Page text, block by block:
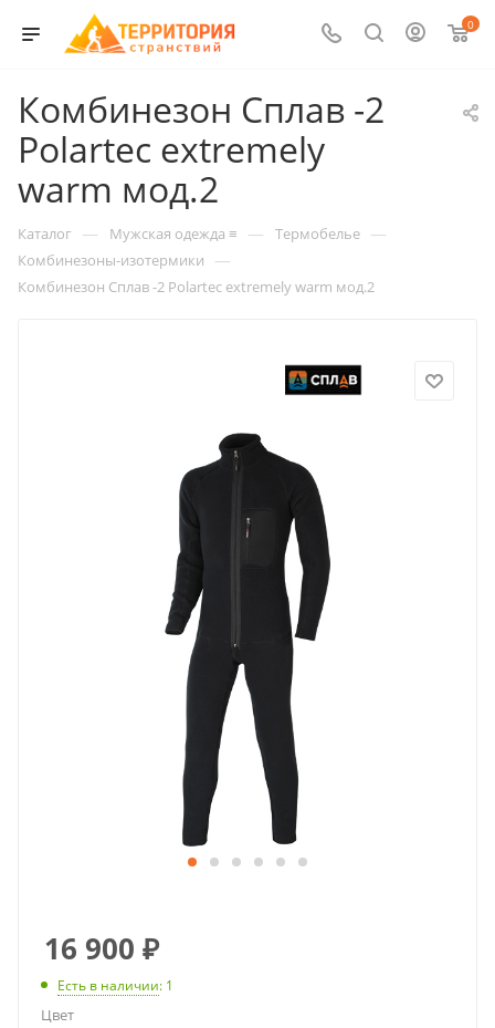
0
Комбинезон Сплав -2
Polartec extremely
warm мод.2
Каталог — Мужская одежда ≡ — Термобелье —
Комбинезоны-изотермики —
Комбинезон Сплав -2 Polartec extremely warm мод.2
16 900 ₽
Есть в наличии: 1
Цвет